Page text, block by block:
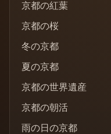
京都の紅葉
京都の桜
冬の京都
夏の京都
京都の世界遺産
京都の朝活
雨の日の京都